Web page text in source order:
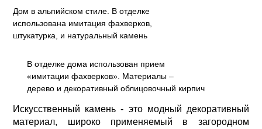
Дом в альпийском стиле. В отделке
использована имитация фахверков,
штукатурка, и натуральный камень
В отделке дома использован прием
«имитации фахверков». Материалы –
дерево и декоративный облицовочный кирпич
Искусственный камень - это модный декоративный
материал, широко применяемый в загородном